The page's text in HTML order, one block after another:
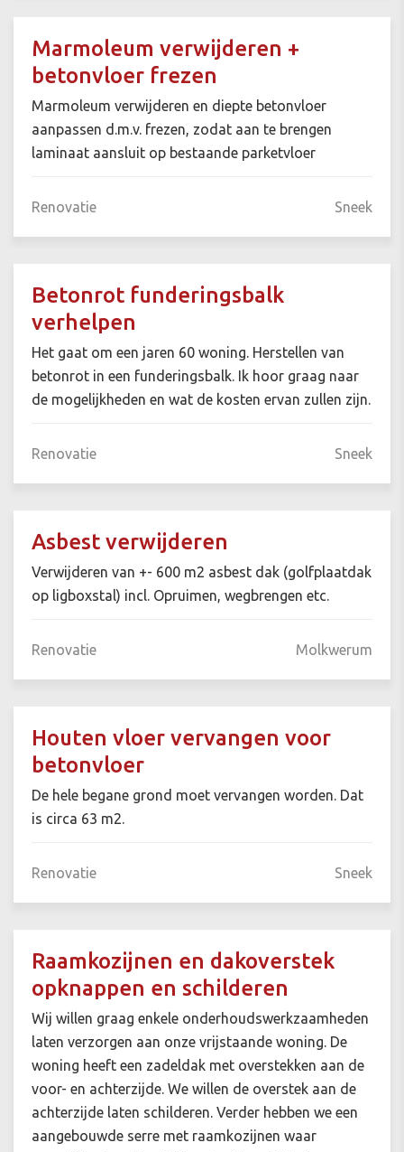
Marmoleum verwijderen +
betonvloer frezen
Marmoleum verwijderen en diepte betonvloer
aanpassen d.m.v. frezen, zodat aan te brengen
laminaat aansluit op bestaande parketvloer
Renovatie Sneek
Betonrot funderingsbalk
verhelpen
Het gaat om een jaren 60 woning. Herstellen van
betonrot in een funderingsbalk. Ik hoor graag naar
de mogelijkheden en wat de kosten ervan zullen zijn.
Renovatie Sneek
Asbest verwijderen
Verwijderen van +- 600 m2 asbest dak (golfplaatdak
op ligboxstal) incl. Opruimen, wegbrengen etc.
Renovatie Molkwerum
Houten vloer vervangen voor
betonvloer
De hele begane grond moet vervangen worden. Dat
is circa 63 m2.
Renovatie Sneek
Raamkozijnen en dakoverstek
opknappen en schilderen
Wij willen graag enkele onderhoudswerkzaamheden
laten verzorgen aan onze vrijstaande woning. De
woning heeft een zadeldak met overstekken aan de
voor- en achterzijde. We willen de overstek aan de
achterzijde laten schilderen. Verder hebben we een
aangebouwde serre met raamkozijnen waar